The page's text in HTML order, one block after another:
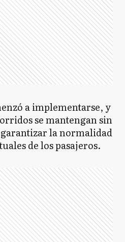
a implementarse, y
se mantengan sin
la normalidad
de los pasajeros.